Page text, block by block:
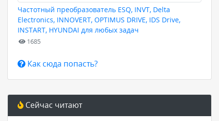
Частотный преобразователь ESQ, INVT, Delta
Electronics, INNOVERT, OPTIMUS DRIVE, IDS Drive,
INSTART, HYUNDAI для любых задач
1685
Как сюда попасть?
Сейчас читают